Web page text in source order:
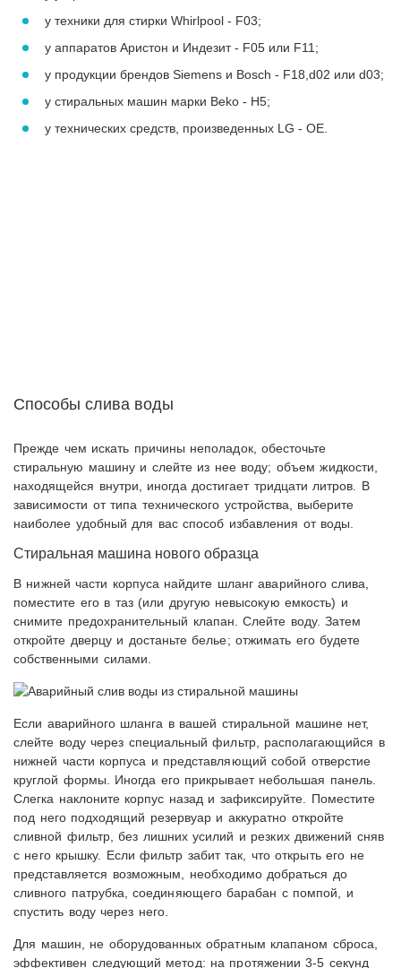
у техники для стирки Whirlpool - F03;
у аппаратов Аристон и Индезит - F05 или F11;
у продукции брендов Siemens и Bosch - F18,d02 или d03;
у стиральных машин марки Beko - H5;
у технических средств, произведенных LG - OE.
Способы слива воды
Прежде чем искать причины неполадок, обесточьте
стиральную машину и слейте из нее воду; объем жидкости,
находящейся внутри, иногда достигает тридцати литров. В
зависимости от типа технического устройства, выберите
наиболее удобный для вас способ избавления от воды.
Стиральная машина нового образца
В нижней части корпуса найдите шланг аварийного слива,
поместите его в таз (или другую невысокую емкость) и
снимите предохранительный клапан. Слейте воду. Затем
откройте дверцу и достаньте белье; отжимать его будете
собственными силами.
Если аварийного шланга в вашей стиральной машине нет,
слейте воду через специальный фильтр, располагающийся в
нижней части корпуса и представляющий собой отверстие
круглой формы. Иногда его прикрывает небольшая панель.
Слегка наклоните корпус назад и зафиксируйте. Поместите
под него подходящий резервуар и аккуратно откройте
сливной фильтр, без лишних усилий и резких движений сняв
с него крышку. Если фильтр забит так, что открыть его не
представляется возможным, необходимо добраться до
сливного патрубка, соединяющего барабан с помпой, и
спустить воду через него.
Для машин, не оборудованных обратным клапаном сброса,
эффективен следующий метод: на протяжении 3-5 секунд